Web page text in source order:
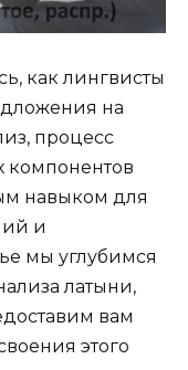
как лингвисты
на
процесс
компонентов
навыком для
и
мы углубимся
латыни,
вам
этого